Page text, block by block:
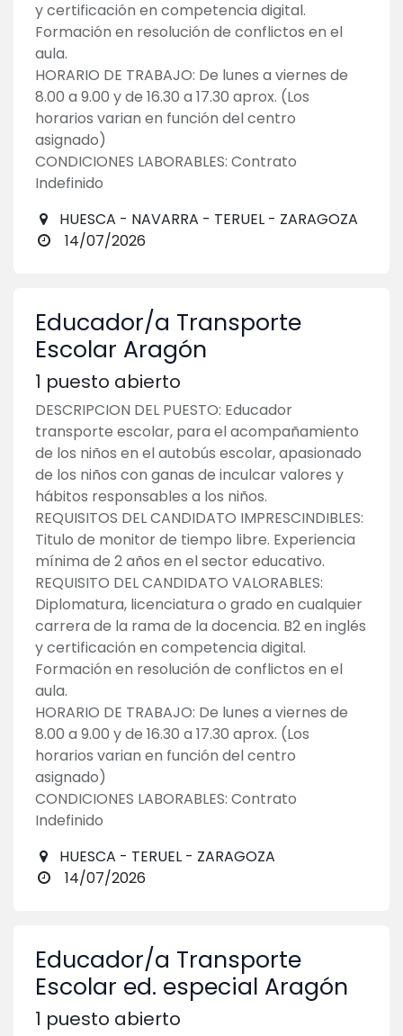
y certificación en competencia digital.
Formación en resolución de conflictos en el
aula.
HORARIO DE TRABAJO: De lunes a viernes de
8.00 a 9.00 y de 16.30 a 17.30 aprox. (Los
horarios varian en función del centro
asignado)
CONDICIONES LABORABLES: Contrato
Indefinido
HUESCA - NAVARRA - TERUEL - ZARAGOZA
14/07/2026
Educador/a Transporte
Escolar Aragón
1 puesto abierto
DESCRIPCION DEL PUESTO: Educador
transporte escolar, para el acompañamiento
de los niños en el autobús escolar, apasionado
de los niños con ganas de inculcar valores y
hábitos responsables a los niños.
REQUISITOS DEL CANDIDATO IMPRESCINDIBLES:
Titulo de monitor de tiempo libre. Experiencia
mínima de 2 años en el sector educativo.
REQUISITO DEL CANDIDATO VALORABLES:
Diplomatura, licenciatura o grado en cualquier
carrera de la rama de la docencia. B2 en inglés
y certificación en competencia digital.
Formación en resolución de conflictos en el
aula.
HORARIO DE TRABAJO: De lunes a viernes de
8.00 a 9.00 y de 16.30 a 17.30 aprox. (Los
horarios varian en función del centro
asignado)
CONDICIONES LABORABLES: Contrato
Indefinido
HUESCA - TERUEL - ZARAGOZA
14/07/2026
Educador/a Transporte
Escolar ed. especial Aragón
1 puesto abierto